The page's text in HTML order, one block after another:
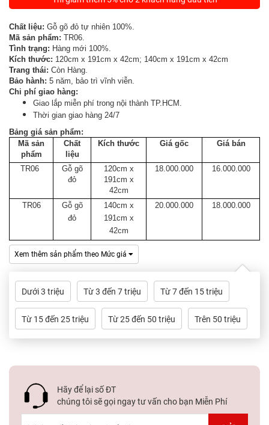
Rượu
Tủ
Kệ
Thờ
Thất
Văn
Phòng
Phẩm
Khác
Giới
Thiệu
Dự
Án
Kiến
Thức
Liên
Chất liệu: Gỗ gõ đỏ tự nhiên 100%.
Mã sản phẩm: TR06.
Tình trạng: Hàng mới 100%.
Kích thước: 120cm x 191cm x 42cm; 140cm x 191cm x 42cm
Trang thái: Còn Hàng.
Bảo hành: 5 năm, bảo trì vĩnh viễn.
Chi phí giao hàng:
Giao lắp miễn phí trong nội thành TP.HCM.
Thời gian giao hàng 24/7
Bảng giá sản phẩm:
Mã sản
phẩm
Chất
liệu
Kích thước Giá gốc Giá bán
TR06
Gỗ gõ
đỏ
120cm x
191cm x
42cm
18.000.000 16.000.000
TR06
Gỗ gõ
đỏ
140cm x
191cm x
42cm
20.000.000 18.000.000
Xem thêm sản phẩm theo Mức giá
Dưới 3 triệu Từ 3 đến 7 triệu Từ 7 đến 15 triệu
Từ 15 đến 25 triệu Từ 25 đến 50 triệu Trên 50 triệu
Hãy để lại số ĐT
chúng tôi sẽ gọi ngay tư vấn cho bạn Miễn Phí